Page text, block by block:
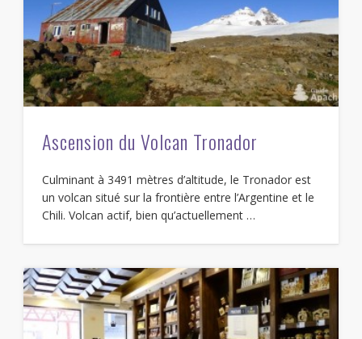
Ascension du Volcan Tronador
Culminant à 3491 mètres d’altitude, le Tronador est
un volcan situé sur la frontière entre l’Argentine et le
Chili. Volcan actif, bien qu’actuellement …